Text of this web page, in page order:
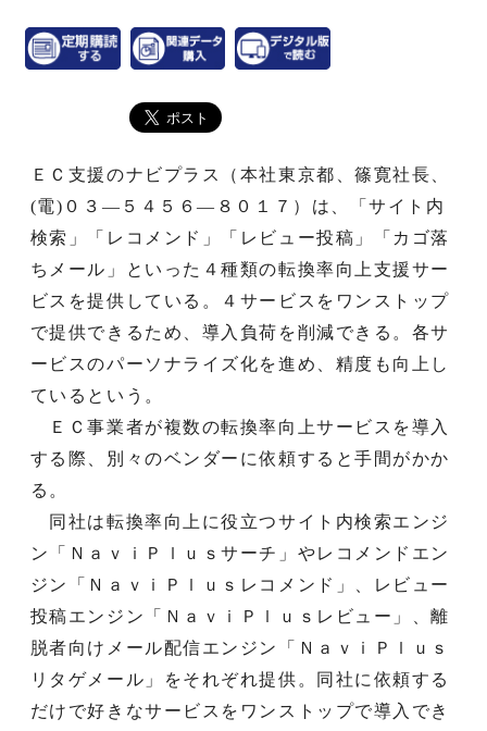
ＥＣ支援のナビプラス（本社東京都、篠寛社長、
(電)０３―５４５６―８０１７）は、「サイト内
検索」「レコメンド」「レビュー投稿」「カゴ落
ちメール」といった４種類の転換率向上支援サー
ビスを提供している。４サービスをワンストップ
で提供できるため、導入負荷を削減できる。各サ
ービスのパーソナライズ化を進め、精度も向上し
ているという。
ＥＣ事業者が複数の転換率向上サービスを導入
する際、別々のベンダーに依頼すると手間がかか
る。
同社は転換率向上に役立つサイト内検索エンジ
ン「ＮａｖｉＰｌｕｓサーチ」やレコメンドエン
ジン「ＮａｖｉＰｌｕｓレコメンド」、レビュー
投稿エンジン「ＮａｖｉＰｌｕｓレビュー」、離
脱者向けメール配信エンジン「ＮａｖｉＰｌｕｓ
リタゲメール」をそれぞれ提供。同社に依頼する
だけで好きなサービスをワンストップで導入でき